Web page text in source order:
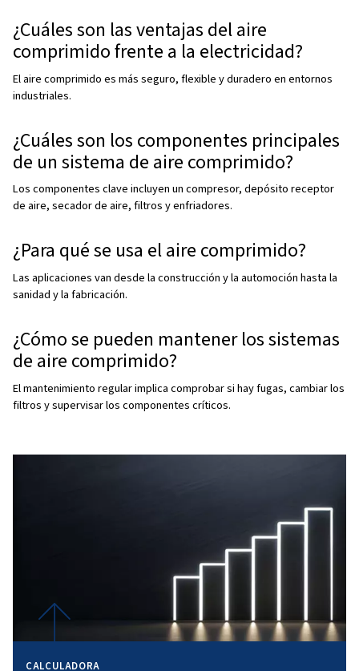
Calidad del aire comprimido
La calidad del aire comprimido varía en función de los
uso. El aire de alta pureza es esencial para industrias
alimentaria y la médica, que se adhieren a estándares
métodos mejorados de filtración y secado son
obtener un aire ultralimpio, pero conllevan un aumento
y del consumo energético. La selección del compresor
y su presupuesto.
EL AIRE COMPRIMIDO ES PREDOMINANTEMENTE NITRÓGENO,
CONTAMINANTES.